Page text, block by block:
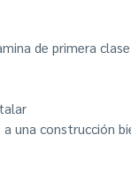
de primera
una construcción